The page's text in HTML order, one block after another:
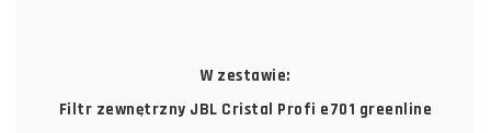
W zestawie:
Filtr zewnętrzny JBL Cristal Profi e701 greenline